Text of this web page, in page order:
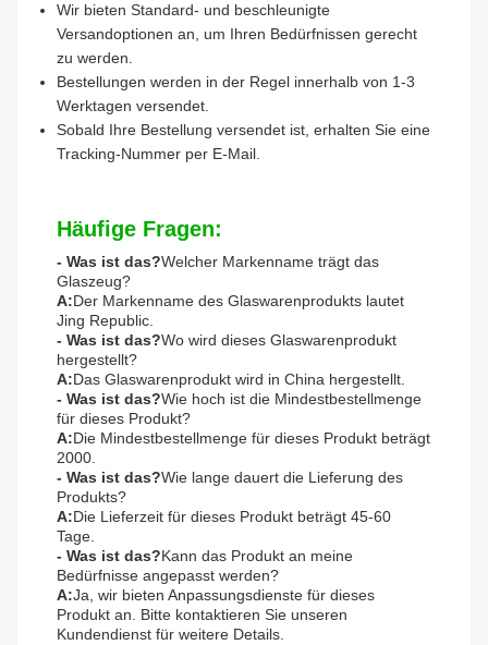
Wir bieten Standard- und beschleunigte
Versandoptionen an, um Ihren Bedürfnissen gerecht
zu werden.
Bestellungen werden in der Regel innerhalb von 1-3
Werktagen versendet.
Sobald Ihre Bestellung versendet ist, erhalten Sie eine
Tracking-Nummer per E-Mail.
Häufige Fragen:
- Was ist das?Welcher Markenname trägt das
Glaszeug?
A:Der Markenname des Glaswarenprodukts lautet
Jing Republic.
- Was ist das?Wo wird dieses Glaswarenprodukt
hergestellt?
A:Das Glaswarenprodukt wird in China hergestellt.
- Was ist das?Wie hoch ist die Mindestbestellmenge
für dieses Produkt?
A:Die Mindestbestellmenge für dieses Produkt beträgt
2000.
- Was ist das?Wie lange dauert die Lieferung des
Produkts?
A:Die Lieferzeit für dieses Produkt beträgt 45-60
Tage.
- Was ist das?Kann das Produkt an meine
Bedürfnisse angepasst werden?
A:Ja, wir bieten Anpassungsdienste für dieses
Produkt an. Bitte kontaktieren Sie unseren
Kundendienst für weitere Details.